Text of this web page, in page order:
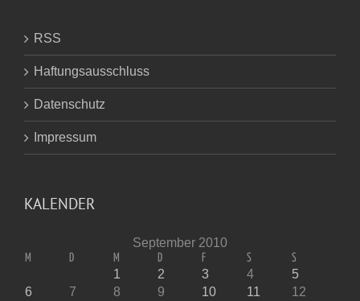
RSS
Haftungsausschluss
Datenschutz
Impressum
KALENDER
September 2010
M D M D F S S
1 2 3 4
5
6
7 8 9 10 11
12